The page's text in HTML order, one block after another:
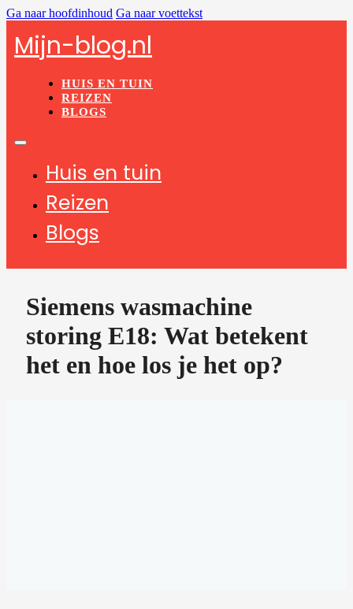
Ga naar hoofdinhoud Ga naar voettekst
Mijn-blog.nl
HUIS EN TUIN
REIZEN
BLOGS
Huis en tuin
Reizen
Blogs
Siemens wasmachine
storing E18: Wat betekent
het en hoe los je het op?